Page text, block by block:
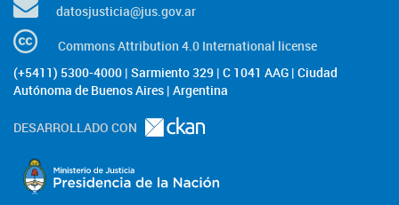
datosjusticia@jus.gov.ar
Commons Attribution 4.0 International license
(+5411) 5300-4000 | Sarmiento 329 | C 1041 AAG | Ciudad
Autónoma de Buenos Aires | Argentina
DESARROLLADO CON